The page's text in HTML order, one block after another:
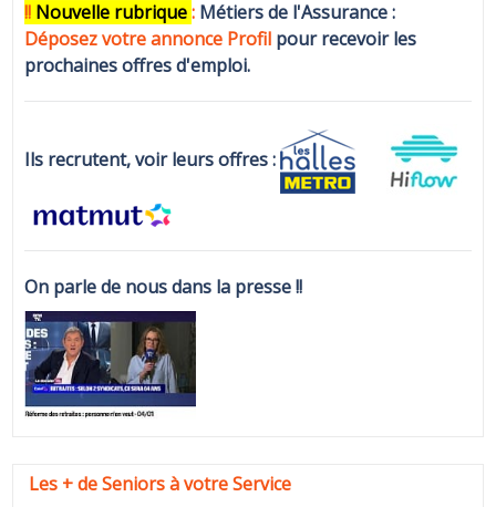
!! Nouvelle rubrique: Métiers de l'Assurance :
Déposez votre annonce Profil pour recevoir les
prochaines offres d'emploi.
Ils recrutent, voir leurs offres :
On parle de nous dans la presse !!
Les + de Seniors à votre Service